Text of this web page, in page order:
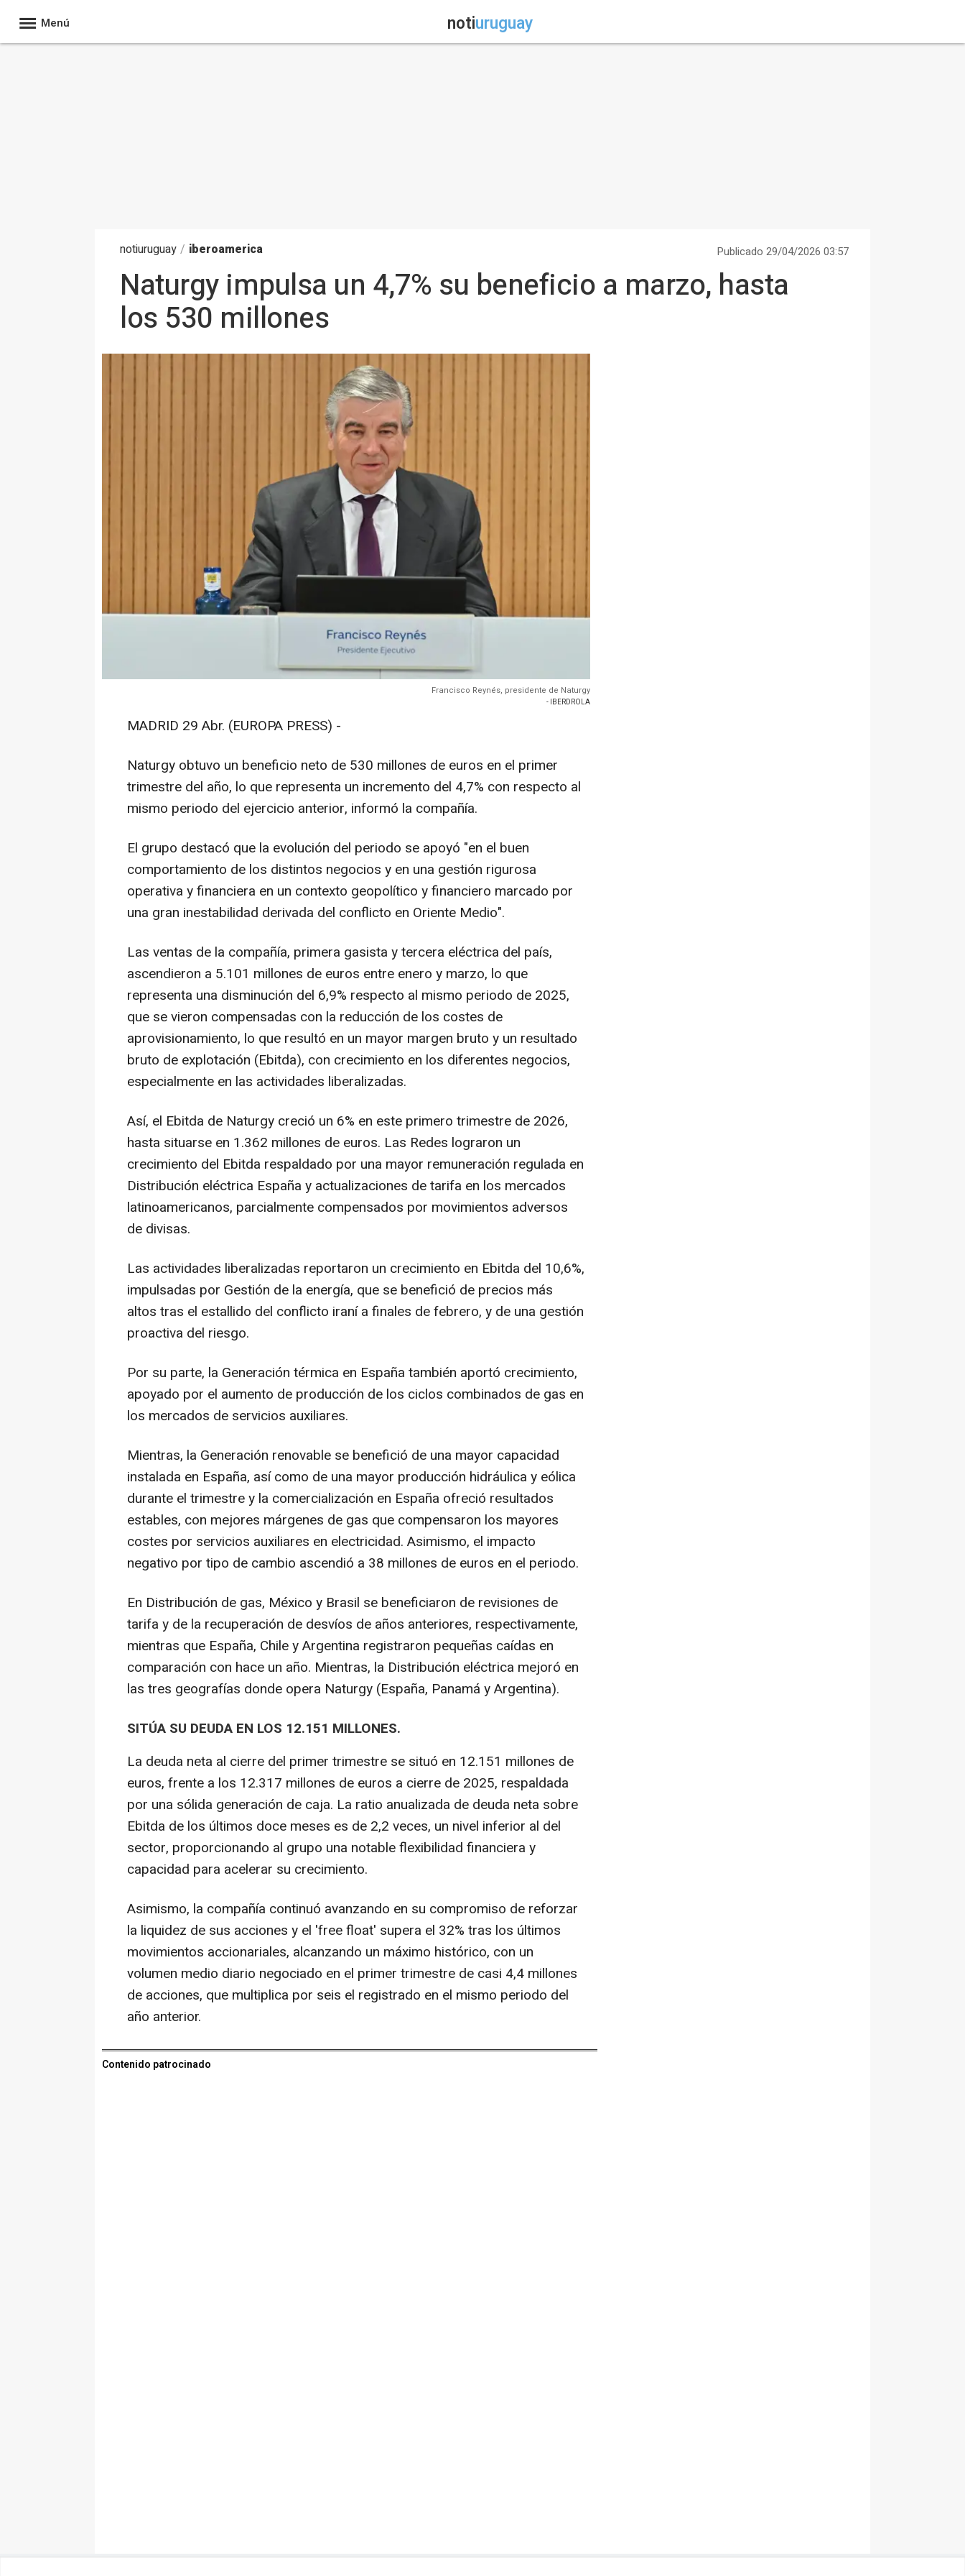
Menú notiuruguay
notiuruguay / iberoamerica Publicado 29/04/2026 03:57
Naturgy impulsa un 4,7% su beneficio a marzo, hasta
los 530 millones
Francisco Reynés, presidente de Naturgy
- IBERDROLA
MADRID 29 Abr. (EUROPA PRESS) -
Naturgy obtuvo un beneficio neto de 530 millones de euros en el primer
trimestre del año, lo que representa un incremento del 4,7% con respecto al
mismo periodo del ejercicio anterior, informó la compañía.
El grupo destacó que la evolución del periodo se apoyó "en el buen
comportamiento de los distintos negocios y en una gestión rigurosa
operativa y financiera en un contexto geopolítico y financiero marcado por
una gran inestabilidad derivada del conflicto en Oriente Medio".
Las ventas de la compañía, primera gasista y tercera eléctrica del país,
ascendieron a 5.101 millones de euros entre enero y marzo, lo que
representa una disminución del 6,9% respecto al mismo periodo de 2025,
que se vieron compensadas con la reducción de los costes de
aprovisionamiento, lo que resultó en un mayor margen bruto y un resultado
bruto de explotación (Ebitda), con crecimiento en los diferentes negocios,
especialmente en las actividades liberalizadas.
Así, el Ebitda de Naturgy creció un 6% en este primero trimestre de 2026,
hasta situarse en 1.362 millones de euros. Las Redes lograron un
crecimiento del Ebitda respaldado por una mayor remuneración regulada en
Distribución eléctrica España y actualizaciones de tarifa en los mercados
latinoamericanos, parcialmente compensados por movimientos adversos
de divisas.
Las actividades liberalizadas reportaron un crecimiento en Ebitda del 10,6%,
impulsadas por Gestión de la energía, que se benefició de precios más
altos tras el estallido del conflicto iraní a finales de febrero, y de una gestión
proactiva del riesgo.
Por su parte, la Generación térmica en España también aportó crecimiento,
apoyado por el aumento de producción de los ciclos combinados de gas en
los mercados de servicios auxiliares.
Mientras, la Generación renovable se benefició de una mayor capacidad
instalada en España, así como de una mayor producción hidráulica y eólica
durante el trimestre y la comercialización en España ofreció resultados
estables, con mejores márgenes de gas que compensaron los mayores
costes por servicios auxiliares en electricidad. Asimismo, el impacto
negativo por tipo de cambio ascendió a 38 millones de euros en el periodo.
En Distribución de gas, México y Brasil se beneficiaron de revisiones de
tarifa y de la recuperación de desvíos de años anteriores, respectivamente,
mientras que España, Chile y Argentina registraron pequeñas caídas en
comparación con hace un año. Mientras, la Distribución eléctrica mejoró en
las tres geografías donde opera Naturgy (España, Panamá y Argentina).
SITÚA SU DEUDA EN LOS 12.151 MILLONES.
La deuda neta al cierre del primer trimestre se situó en 12.151 millones de
euros, frente a los 12.317 millones de euros a cierre de 2025, respaldada
por una sólida generación de caja. La ratio anualizada de deuda neta sobre
Ebitda de los últimos doce meses es de 2,2 veces, un nivel inferior al del
sector, proporcionando al grupo una notable flexibilidad financiera y
capacidad para acelerar su crecimiento.
Asimismo, la compañía continuó avanzando en su compromiso de reforzar
la liquidez de sus acciones y el 'free float' supera el 32% tras los últimos
movimientos accionariales, alcanzando un máximo histórico, con un
volumen medio diario negociado en el primer trimestre de casi 4,4 millones
de acciones, que multiplica por seis el registrado en el mismo periodo del
año anterior.
Contenido patrocinado